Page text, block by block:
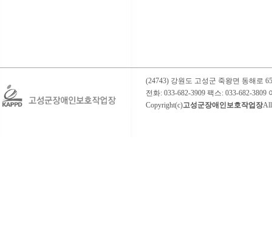
(24743) 강원도 고성군 죽왕면 동해로
전화: 033-682-3909 팩스: 033-682-3809
Copyright(c)고성군장애인보호작업장All